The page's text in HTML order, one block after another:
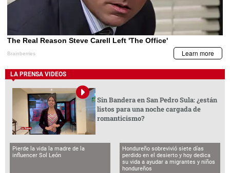
LA PRENSA VIDEOS
Sin Bandera en San Pedro Sula: ¿están
listos para una noche cargada de
romanticismo?
Pierde la vida la madre de la
influencer Sol León
Hondureño sobrevivió siete días
perdido en el desierto y hoy dedica
su vida a ayudar a migrantes y niños
hondureños